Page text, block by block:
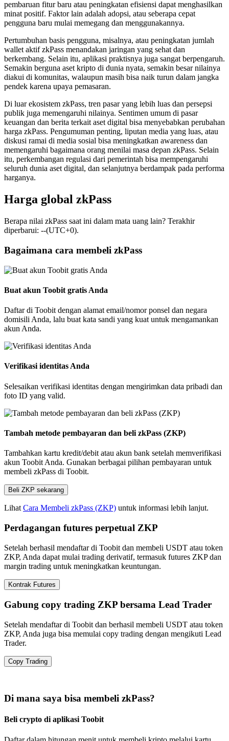
pembaruan fitur baru atau peningkatan efisiensi dapat menghasilkan
minat positif. Faktor lain adalah adopsi, atau seberapa cepat
pengguna baru mulai memegang dan menggunakannya.
Pertumbuhan basis pengguna, misalnya, atau peningkatan jumlah
wallet aktif zkPass menandakan jaringan yang sehat dan
berkembang. Selain itu, aplikasi praktisnya juga sangat berpengaruh.
Semakin berguna aset kripto di dunia nyata, semakin besar nilainya
diakui di komunitas, walaupun masih bisa naik turun dalam jangka
pendek karena upaya pemasaran.
Di luar ekosistem zkPass, tren pasar yang lebih luas dan persepsi
publik juga memengaruhi nilainya. Sentimen umum di pasar
keuangan dan berita terkait aset digital bisa menyebabkan perubahan
harga zkPass. Pengumuman penting, liputan media yang luas, atau
diskusi ramai di media sosial bisa meningkatkan awareness dan
memengaruhi bagaimana orang menilai masa depan zkPass. Selain
itu, perkembangan regulasi dari pemerintah bisa mempengaruhi
seluruh dunia aset digital, dan selanjutnya berdampak pada performa
harganya.
Harga global zkPass
Berapa nilai zkPass saat ini dalam mata uang lain? Terakhir
diperbarui: --(UTC+0).
Bagaimana cara membeli zkPass
Buat akun Toobit gratis Anda
Daftar di Toobit dengan alamat email/nomor ponsel dan negara
domisili Anda, lalu buat kata sandi yang kuat untuk mengamankan
akun Anda.
Verifikasi identitas Anda
Selesaikan verifikasi identitas dengan mengirimkan data pribadi dan
foto ID yang valid.
Tambah metode pembayaran dan beli zkPass (ZKP)
Tambahkan kartu kredit/debit atau akun bank setelah memverifikasi
akun Toobit Anda. Gunakan berbagai pilihan pembayaran untuk
membeli zkPass di Toobit.
Beli ZKP sekarang
Lihat Cara Membeli zkPass (ZKP) untuk informasi lebih lanjut.
Perdagangan futures perpetual ZKP
Setelah berhasil mendaftar di Toobit dan membeli USDT atau token
ZKP, Anda dapat mulai trading derivatif, termasuk futures ZKP dan
margin trading untuk meningkatkan keuntungan.
Kontrak Futures
Gabung copy trading ZKP bersama Lead Trader
Setelah mendaftar di Toobit dan berhasil membeli USDT atau token
ZKP, Anda juga bisa memulai copy trading dengan mengikuti Lead
Trader.
Copy Trading
Di mana saya bisa membeli zkPass?
Beli crypto di aplikasi Toobit